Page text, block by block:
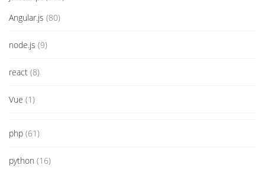
Angular.js (80)
node.js (9)
react (8)
Vue (1)
php (61)
python (16)